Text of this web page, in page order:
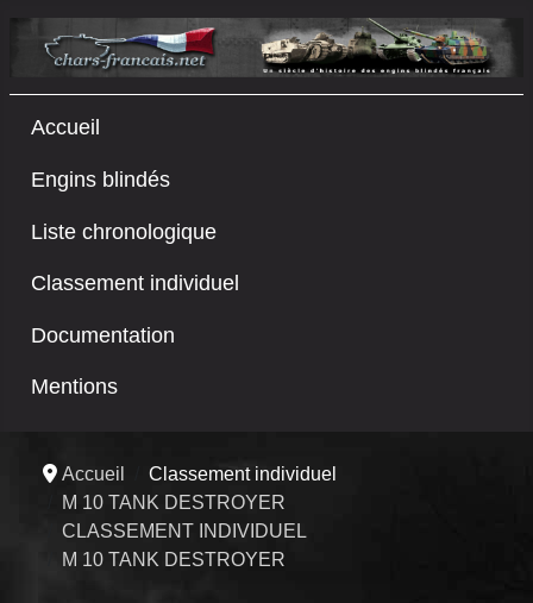
Accueil
Engins blindés
Liste chronologique
Classement individuel
Documentation
Mentions
Accueil
Classement individuel
M 10 TANK DESTROYER
CLASSEMENT INDIVIDUEL
M 10 TANK DESTROYER